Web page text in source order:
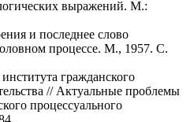
выражений. М.:
и последнее слово
процессе. М., 1957. С.
гражданского
// Актуальные проблемы
процессуального